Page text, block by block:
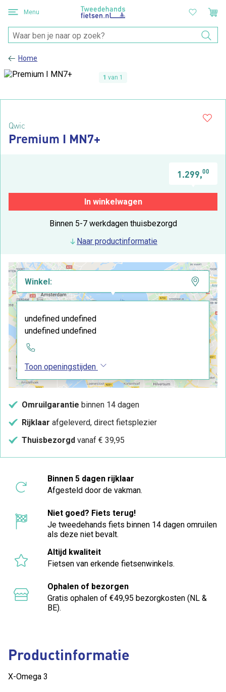
Menu
Home
1 van 1
Productinformatie
X-Omega 3
Qwic
Premium I MN7+
1.299,00
In winkelwagen
Binnen 5-7 werkdagen thuisbezorgd
Naar productinformatie
Winkel:
undefined undefined
undefined undefined
Toon openingstijden
Omruilgarantie binnen 14 dagen
Rijklaar afgeleverd, direct fietsplezier
Thuisbezorgd vanaf € 39,95
Binnen 5 dagen rijklaar
Afgesteld door de vakman.
Niet goed? Fiets terug!
Je tweedehands fiets binnen 14 dagen omruilen
als deze niet bevalt.
Altijd kwaliteit
Fietsen van erkende fietsenwinkels.
Ophalen of bezorgen
Gratis ophalen of €49,95 bezorgkosten (NL &
BE).